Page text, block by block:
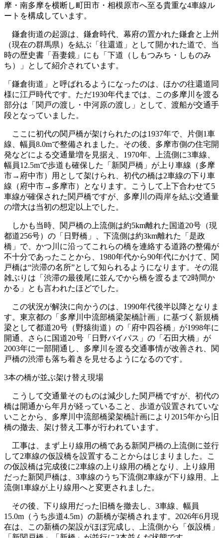
摩・南多摩を横断し町田市・相模原市へ至る貴重な4車線ル
ートを構成しています。
鎌倉街道の起源は、鎌倉時代、幕府の置かれた鎌倉と上州
（現在の群馬県）を結ぶ「往還道」として開かれた道で、当
時の歴史書「吾妻鏡」にも「下道（しもつみち・しものみ
ち）」として紹介されています。
「鎌倉街道」と呼ばれるようになったのは、ほかの往還道同
様に江戸時代です。ただ1930年代までは、この多摩川を渡る
部分は「関戸の渡し・中河原の渡し」として、渡船が交通手
段となっていました。
ここに初代の関戸橋が架けられたのは1937年で、片側1車
線、幅員8.0mで整備されました。その後、多摩市側の住宅開
発などによる交通量増を見据え、1970年、上流側に3車線、
幅員12.5mで歩道も確保した「新関戸橋」が上り車線（多摩
市→府中市）用として架けられ、初代の橋は2車線の下り車
線（府中市→多摩市）となります。こうして上下合わせて5
車線が確保された関戸橋ですが、多摩川の両岸を結ぶ交通量
の増大は当初の想定以上でした。
しかも当時、関戸橋の上流側は約5km離れた国道20号（現
都道256号）の「日野橋」、下流側は約3km離れた「是政
橋」で、かつ川に沿ってこれらの橋を連絡する道路の整備が
不十分であったことから、1980年代から90年代にかけて、関
戸橋は“渋滞の名所”として知られるようになります。その混
雑ぶりは「渋滞の最後尾に並んでから橋を渡るまで2時間か
かる」とも言われたほどでした。
この状況が解決に向かうのは、1990年代後半以降となりま
す。東京都の「多摩川中流部橋梁架橋計画」に基づく新規橋
梁として都道20号（野猿街道）の「府中四谷橋」が1998年に
開通、さらに国道20号「日野バイパス」の「石田大橋」が
2003年に一部開通し、多摩川を渡る交通事情が改善され、関
戸橋の渋滞も落ち着きを見せるようになるのです。
3本の橋が並ぶ架け替え現場
こうして交通量そのものは減少した関戸橋ですが、初代の
橋は開通から年月が経っていること、歩道が設置されていな
いことから、多摩川中流部橋梁架橋計画により2015年から旧
橋の撤去、架け替え工事が行われています。
工事は、まず上り線用の橋である新関戸橋の上流側に並行
して2車線の仮設橋を設置することからはじまりました。こ
の仮設橋は完成後に2車線の上り線用の橋となり、上り線用
だった新関戸橋は、3車線のうち下流側2車線が下り線用、上
流側1車線が上り線用へと変更されました。
その後、下り線用だった旧橋を撤去し、3車線、幅員
15.0m（うち歩道4.5m）の新橋が架橋されます。2026年6月現
在は、この新橋の架設がほぼ完成し、上流側から「仮設橋」